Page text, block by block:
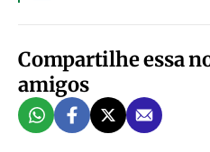
Compartilhe essa
amigos